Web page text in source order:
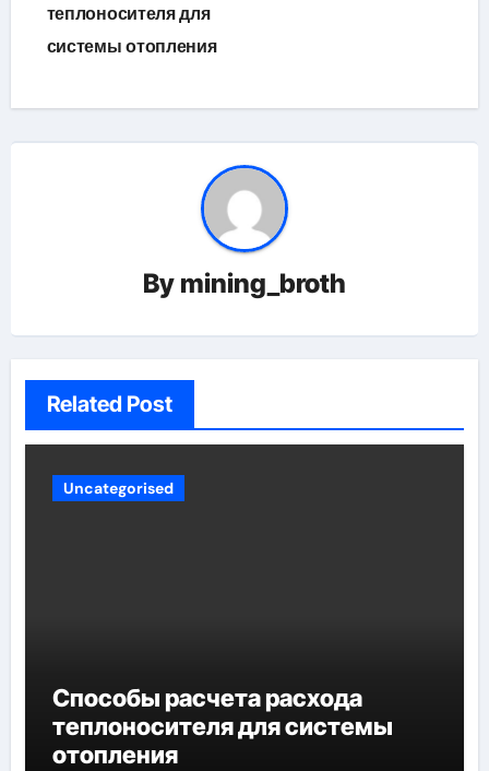
записям
теплоносителя для
системы отопления
By mining_broth
Related Post
Uncategorised
Способы расчета расхода
теплоносителя для системы
отопления